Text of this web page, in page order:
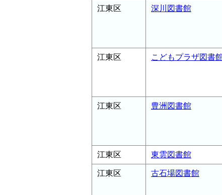
江東区 深川図書館
江東区 こどもプラザ図書
江東区 豊洲図書館
江東区 東雲図書館
江東区 古石場図書館